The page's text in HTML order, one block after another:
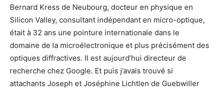
Bernard Kress de Neubourg, docteur en physique en
Silicon Valley, consultant indépendant en micro-optique,
était à 32 ans une pointure internationale dans le
domaine de la microélectronique et plus précisément des
optiques diffractives. Il est aujourd’hui directeur de
recherche chez Google. Et puis j’avais trouvé si
attachants Joseph et Joséphine Lichtlen de Guebwiller